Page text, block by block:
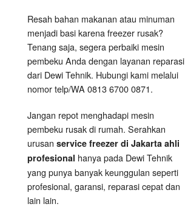
Resah bahan makanan atau minuman
menjadi basi karena freezer rusak?
Tenang saja, segera perbaiki mesin
pembeku Anda dengan layanan reparasi
dari Dewi Tehnik. Hubungi kami melalui
nomor telp/WA 0813 6700 0871.
Jangan repot menghadapi mesin
pembeku rusak di rumah. Serahkan
urusan service freezer di Jakarta ahli
profesional hanya pada Dewi Tehnik
yang punya banyak keunggulan seperti
profesional, garansi, reparasi cepat dan
lain lain.